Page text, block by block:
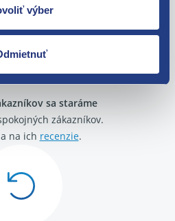
výber
sa staráme
zákazníkov.
na ich recenzie.